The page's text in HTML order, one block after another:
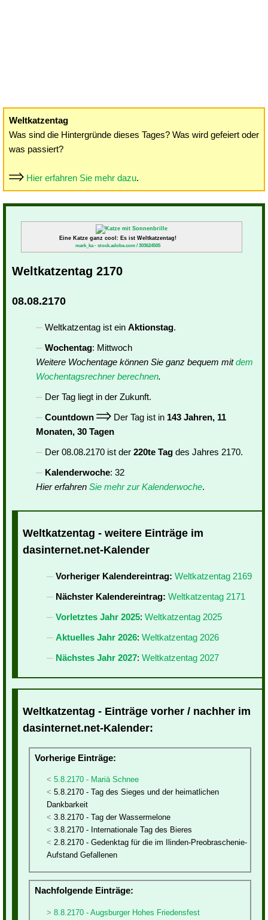
Weltkatzentag
Was sind die Hintergründe dieses Tages? Was wird gefeiert oder
was passiert?
Hier erfahren Sie mehr dazu.
Eine Katze ganz cool: Es ist Weltkatzentag!
mark_ka - stock.adobe.com / 303624505
Weltkatzentag 2170
08.08.2170
Weltkatzentag ist ein Aktionstag.
Wochentag: Mittwoch
Weitere Wochentage können Sie ganz bequem mitdem
Wochentagsrechner berechnen.
Der Tag liegt in der Zukunft.
Countdown
Der Tag ist in 143 Jahren, 11
Monaten, 30 Tagen
Der 08.08.2170 ist der 220te Tag des Jahres 2170.
Kalenderwoche: 32
Hier erfahren Sie mehr zur Kalenderwoche.
Weltkatzentag - weitere Einträge im
dasinternet.net-Kalender
Vorheriger Kalendereintrag: Weltkatzentag 2169
Nächster Kalendereintrag: Weltkatzentag 2171
Vorletztes Jahr 2025: Weltkatzentag 2025
Aktuelles Jahr 2026: Weltkatzentag 2026
Nächstes Jahr 2027: Weltkatzentag 2027
Weltkatzentag - Einträge vorher / nachher im
dasinternet.net-Kalender:
Vorherige Einträge:
5.8.2170 - Mariä Schnee
5.8.2170 - Tag des Sieges und der heimatlichen
Dankbarkeit
3.8.2170 - Tag der Wassermelone
3.8.2170 - Internationale Tag des Bieres
2.8.2170 - Gedenktag für die im Ilinden-Preobraschenie-
Aufstand Gefallenen
Nachfolgende Einträge:
8.8.2170 - Augsburger Hohes Friedensfest